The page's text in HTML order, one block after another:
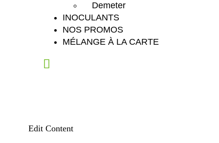
Demeter
INOCULANTS
NOS PROMOS
MÉLANGE À LA CARTE
Edit Content